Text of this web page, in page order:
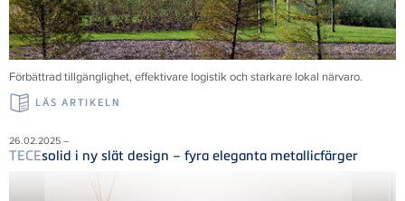
Förbättrad tillgänglighet, effektivare logistik och starkare lokal närvaro.
LÄS ARTIKELN
26.02.2025 –
TECEsolid i ny slät design – fyra eleganta metallicfärger